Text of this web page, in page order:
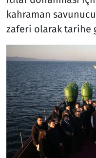
kahraman
zaferi olarak tarihe